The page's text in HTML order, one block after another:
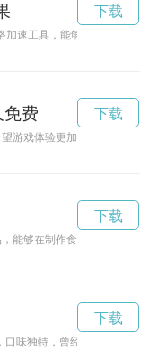
速工具，能够帮助用户在网
下载
免费
游戏体验更加顺畅。而手游
下载
能够在制作食物时快速提高烹
下载
味独特，曾经广受欢迎。然
下载